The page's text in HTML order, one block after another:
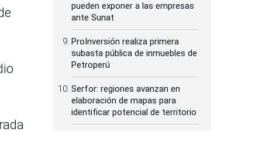
pueden exponer a las empresas
ante Sunat
ProInversión realiza primera
subasta pública de inmuebles de
Petroperú
Serfor: regiones avanzan en
elaboración de mapas para
identificar potencial de territorio